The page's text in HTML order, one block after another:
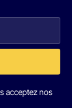
acceptez nos